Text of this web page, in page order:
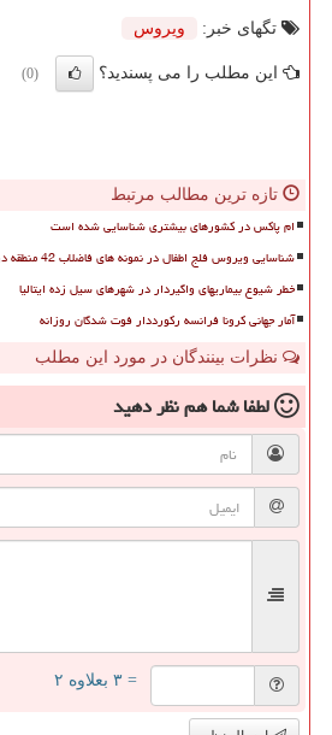
تگهای خبر:
ویروس
این مطلب را می پسندید؟ (0)
تازه ترین مطالب مرتبط
ام پاکس در کشورهای بیشتری شناسایی شده است
شناسایی ویروس فلج اطفال در نمونه های فاضلاب 42 منطقه در سراسر پاکستان
خطر شیوع بیماریهای واگیردار در شهرهای سیل زده ایتالیا
آمار جهانی کرونا فرانسه رکورددار فوت شدگان روزانه
نظرات بینندگان در مورد این مطلب
لطفا شما همنظر دهید
= ۳ بعلاوه ۲